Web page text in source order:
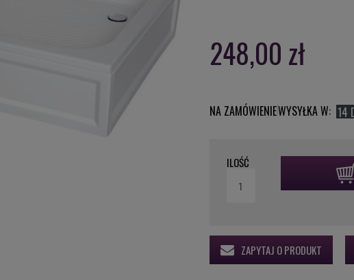
248,00 zł
NA ZAMÓWIENIEWYSYŁKA W: 14
ILOŚĆ
ZAPYTAJ O PRODUKT